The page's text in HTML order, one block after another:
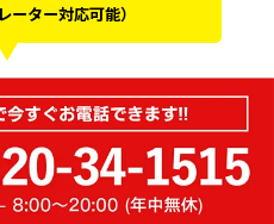
ーター対応可能）